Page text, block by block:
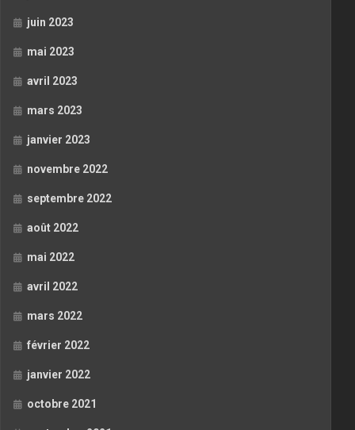
juin 2023
mai 2023
avril 2023
mars 2023
janvier 2023
novembre 2022
septembre 2022
août 2022
mai 2022
avril 2022
mars 2022
février 2022
janvier 2022
octobre 2021